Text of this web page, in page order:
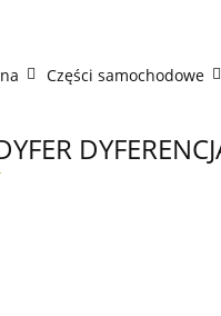
Części samochodowe